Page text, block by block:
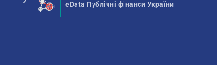
eData Публічні фінанси України